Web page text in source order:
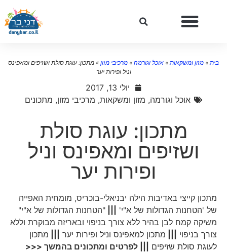
»מזון ומשקאות»אוכל וגורמה»מרכיבי מזון »מתכון: עוגת סולת ושזיפים ומאפינס
וניל ופירות יער
יולי 13, 2017
אוכל וגורמה,מזון ומשקאות,מרכיבי מזון,מתכונים
מתכון: עוגת סולת
ושזיפים ומאפינס וניל
ופירות יער
מתכון קייצי באדיבות הילה יבניאלי-בוכריס, מומחית האפייה
של 'הטחנות הגדולות של א"י'|||
"הטחנות הגדולות של א"י"
משיקה קמח לבן בהיר ללא צורך בניפוי ובאריזה מבוקרת וללא
צורך בניפוי||| מתכון למאפינס וניל ופירות יער|||
מתכון
לעוגת סולת שזיפים||| לפרטים ומתכונים בהמשך <<<